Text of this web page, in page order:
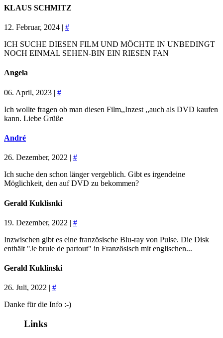
KLAUS SCHMITZ
12. Februar, 2024 | #
ICH SUCHE DIESEN FILM UND MÖCHTE IN UNBEDINGT
NOCH EINMAL SEHEN-BIN EIN RIESEN FAN
Angela
06. April, 2023 | #
Ich wollte fragen ob man diesen Film,,Inzest ,,auch als DVD kaufen
kann. Liebe Grüße
André
26. Dezember, 2022 | #
Ich suche den schon länger vergeblich. Gibt es irgendeine
Möglichkeit, den auf DVD zu bekommen?
Gerald Kuklisnki
19. Dezember, 2022 | #
Inzwischen gibt es eine französische Blu-ray von Pulse. Die Disk
enthält "Je brule de partout" in Französisch mit englischen...
Gerald Kuklinski
26. Juli, 2022 | #
Danke für die Info :-)
Links